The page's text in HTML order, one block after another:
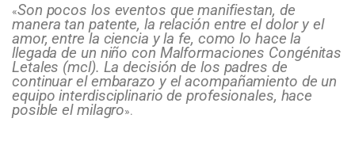
«Son pocos los eventos que manifiestan, de
manera tan patente, la relación entre el dolor y el
amor, entre la ciencia y la fe, como lo hace la
llegada de un niño con Malformaciones Congénitas
Letales (mcl). La decisión de los padres de
continuar el embarazo y el acompañamiento de un
equipo interdisciplinario de profesionales, hace
posible el milagro».